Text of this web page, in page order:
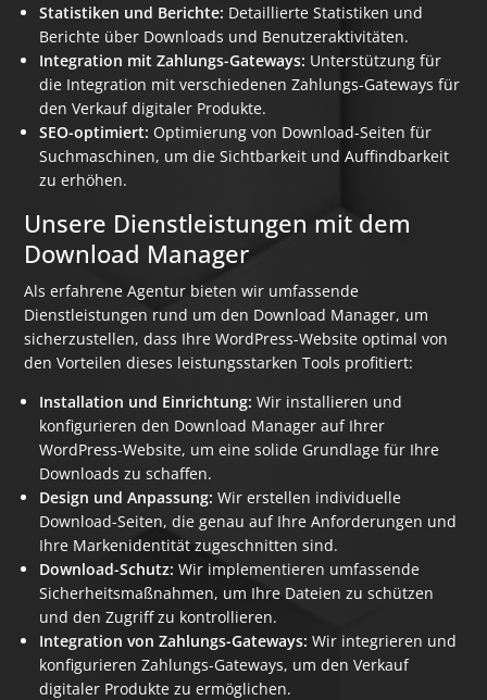
Statistiken und Berichte: Detaillierte Statistiken und
Berichte über Downloads und Benutzeraktivitäten.
Integration mit Zahlungs-Gateways: Unterstützung für
die Integration mit verschiedenen Zahlungs-Gateways für
den Verkauf digitaler Produkte.
SEO-optimiert: Optimierung von Download-Seiten für
Suchmaschinen, um die Sichtbarkeit und Auffindbarkeit
zu erhöhen.
Unsere Dienstleistungen mit dem
Download Manager
Als erfahrene Agentur bieten wir umfassende
Dienstleistungen rund um den Download Manager, um
sicherzustellen, dass Ihre WordPress-Website optimal von
den Vorteilen dieses leistungsstarken Tools profitiert:
Installation und Einrichtung: Wir installieren und
konfigurieren den Download Manager auf Ihrer
WordPress-Website, um eine solide Grundlage für Ihre
Downloads zu schaffen.
Design und Anpassung: Wir erstellen individuelle
Download-Seiten, die genau auf Ihre Anforderungen und
Ihre Markenidentität zugeschnitten sind.
Download-Schutz: Wir implementieren umfassende
Sicherheitsmaßnahmen, um Ihre Dateien zu schützen
und den Zugriff zu kontrollieren.
Integration von Zahlungs-Gateways: Wir integrieren und
konfigurieren Zahlungs-Gateways, um den Verkauf
digitaler Produkte zu ermöglichen.